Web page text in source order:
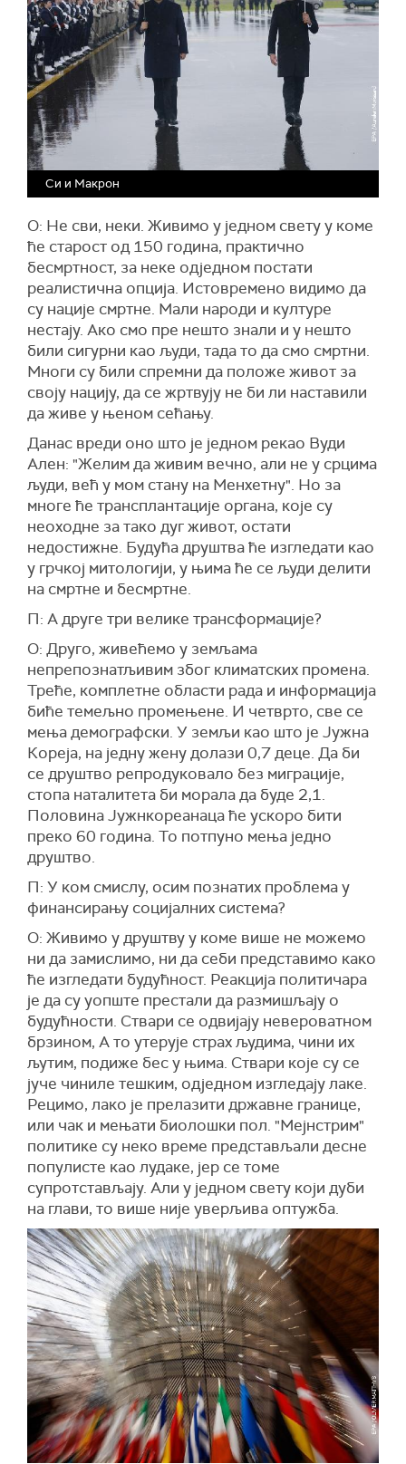
Си и Макрон
О: Не сви, неки. Живимо у једном свету у коме
ће старост од 150 година, практично
бесмртност, за неке одједном постати
реалистична опција. Истовремено видимо да
су нације смртне. Мали народи и културе
нестају. Ако смо пре нешто знали и у нешто
били сигурни као људи, тада то да смо смртни.
Многи су били спремни да положе живот за
своју нацију, да се жртвују не би ли наставили
да живе у њеном сећању.
Данас вреди оно што је једном рекао Вуди
Ален: "Желим да живим вечно, али не у срцима
људи, већ у мом стану на Менхетну". Но за
многе ће трансплантације органа, које су
неоходне за тако дуг живот, остати
недостижне. Будућа друштва ће изгледати као
у грчкој митологији, у њима ће се људи делити
на смртне и бесмртне.
П: А друге три велике трансформације?
О: Друго, живећемо у земљама
непрепознатљивим због климатских промена.
Треће, комплетне области рада и информација
биће темељно промењене. И четврто, све се
мења демографски. У земљи као што је Јужна
Кореја, на једну жену долази 0,7 деце. Да би
се друштво репродуковало без миграције,
стопа наталитета би морала да буде 2,1.
Половина Јужнкореанаца ће ускоро бити
преко 60 година. То потпуно мења једно
друштво.
П: У ком смислу, осим познатих проблема у
финансирању социјалних система?
О: Живимо у друштву у коме више не можемо
ни да замислимо, ни да себи представимо како
ће изгледати будућност. Реакција политичара
је да су уопште престали да размишљају о
будућности. Ствари се одвијају невероватном
брзином, А то утерује страх људима, чини их
љутим, подиже бес у њима. Ствари које су се
јуче чиниле тешким, одједном изгледају лаке.
Рецимо, лако је прелазити државне границе,
или чак и мењати биолошки пол. "Мејнстрим"
политике су неко време представљали десне
популисте као лудаке, јер се томе
супротстављају. Али у једном свету који дуби
на глави, то више није уверљива оптужба.